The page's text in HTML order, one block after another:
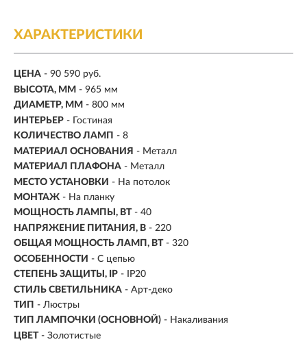
ХАРАКТЕРИСТИКИ
ЦЕНА - 90 590 руб.
ВЫСОТА, ММ - 965 мм
ДИАМЕТР, ММ - 800 мм
ИНТЕРЬЕР - Гостиная
КОЛИЧЕСТВО ЛАМП - 8
МАТЕРИАЛ ОСНОВАНИЯ - Металл
МАТЕРИАЛ ПЛАФОНА - Металл
МЕСТО УСТАНОВКИ - На потолок
МОНТАЖ - На планку
МОЩНОСТЬ ЛАМПЫ, ВТ - 40
НАПРЯЖЕНИЕ ПИТАНИЯ, В - 220
ОБЩАЯ МОЩНОСТЬ ЛАМП, ВТ - 320
ОСОБЕННОСТИ - С цепью
СТЕПЕНЬ ЗАЩИТЫ, IP - IP20
СТИЛЬ СВЕТИЛЬНИКА - Арт-деко
ТИП - Люстры
ТИП ЛАМПОЧКИ (ОСНОВНОЙ) - Накаливания
ЦВЕТ - Золотистые